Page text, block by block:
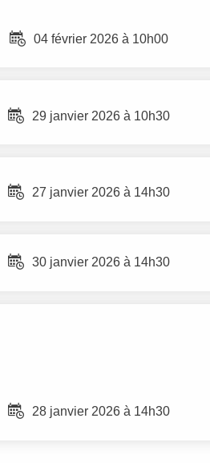
04 février 2026 à 10h00
29 janvier 2026 à 10h30
27 janvier 2026 à 14h30
30 janvier 2026 à 14h30
28 janvier 2026 à 14h30